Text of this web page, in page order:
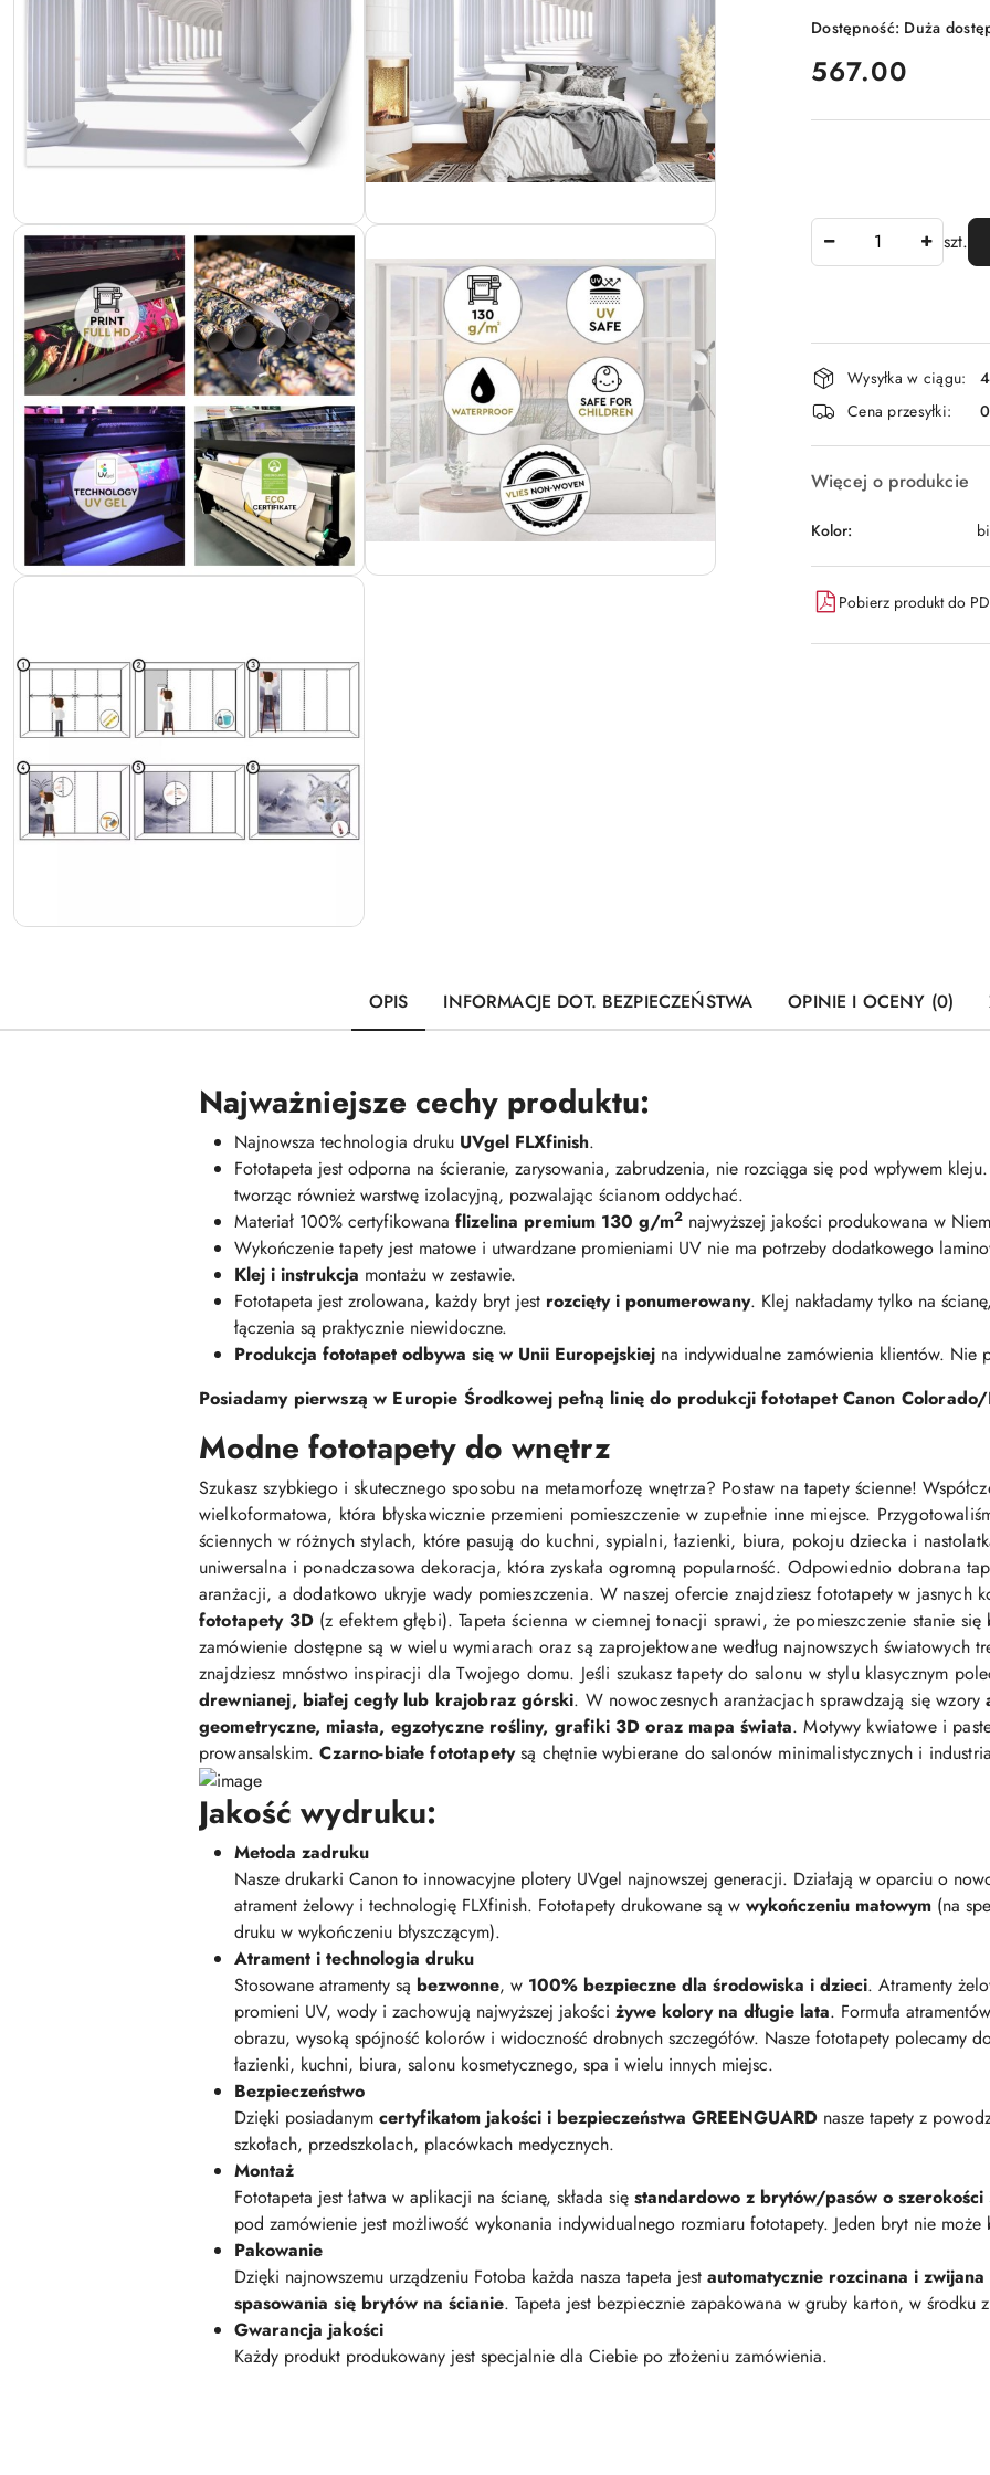
Dostępność: Duża
cena:
567.00
szt.
Dostępność
i
dostawa
Wysyłka w ciągu:
Cena przesyłki:
0
Więcej o produkcie
Kolor:
Pobierz produkt do
OPIS INFORMACJE DOT. BEZPIECZEŃSTWA OPINIE I OCENY (0)
Najważniejsze cechy produktu:
Najnowsza technologia druku UVgel FLXfinish.
Fototapeta jest odporna na ścieranie, zarysowania, zabrudzenia, nie rozciąga się pod wpływem
tworząc również warstwę izolacyjną, pozwalając ścianom oddychać.
Materiał 100% certyfikowana flizelina premium 130 g/m2 najwyższej jakości produkowana w
Wykończenie tapety jest matowe i utwardzane promieniami UV nie ma potrzeby dodatkowego
Klej i instrukcja montażu w zestawie.
Fototapeta jest zrolowana, każdy bryt jest rozcięty i ponumerowany. Klej nakładamy tylko na
łączenia są praktycznie niewidoczne.
Produkcja fototapet odbywa się w Unii Europejskiej na indywidualne zamówienia klientów. Nie
Posiadamy pierwszą w Europie Środkowej pełną linię do produkcji fototapet Canon
Modne fototapety do wnętrz
Szukasz szybkiego i skutecznego sposobu na metamorfozę wnętrza? Postaw na tapety ścienne!
wielkoformatowa, która błyskawicznie przemieni pomieszczenie w zupełnie inne miejsce.
ściennych w różnych stylach, które pasują do kuchni, sypialni, łazienki, biura, pokoju dziecka i
uniwersalna i ponadczasowa dekoracja, która zyskała ogromną popularność. Odpowiednio dobrana
aranżacji, a dodatkowo ukryje wady pomieszczenia. W naszej ofercie znajdziesz fototapety w jasnych
fototapety 3D (z efektem głębi). Tapeta ścienna w ciemnej tonacji sprawi, że pomieszczenie stanie
zamówienie dostępne są w wielu wymiarach oraz są zaprojektowane według najnowszych światowych
znajdziesz mnóstwo inspiracji dla Twojego domu. Jeśli szukasz tapety do salonu w stylu klasycznym
drewnianej, białej cegły lub krajobraz górski. W nowoczesnych aranżacjach sprawdzają się wzory
geometryczne, miasta, egzotyczne rośliny, grafiki 3D oraz mapa świata. Motywy kwiatowe i
prowansalskim.Czarno-białe fototapetysą chętnie wybierane do salonów minimalistycznych i
Jakość wydruku:
Metoda zadruku
Nasze drukarki Canon to innowacyjne plotery UVgel najnowszej generacji. Działają w oparciu o
atrament żelowy i technologię FLXfinish. Fototapety drukowane są w wykończeniu matowym (na
druku w wykończeniu błyszczącym).
Atrament i technologia druku
Stosowane atramenty są bezwonne, w 100% bezpieczne dla środowiska i dzieci. Atramenty
promieni UV, wody i zachowują najwyższej jakości żywe kolory na długie lata. Formuła
obrazu, wysoką spójność kolorów i widoczność drobnych szczegółów. Nasze fototapety polecamy
łazienki, kuchni, biura, salonu kosmetycznego, spa i wielu innych miejsc.
Bezpieczeństwo
Dzięki posiadanym certyfikatom jakości i bezpieczeństwa GREENGUARD nasze tapety z
szkołach, przedszkolach, placówkach medycznych.
Montaż
Fototapeta jest łatwa w aplikacji na ścianę, składa się standardowo z brytów/pasów o
pod zamówienie jest możliwość wykonania indywidualnego rozmiaru fototapety. Jeden bryt nie może
Pakowanie
Dzięki najnowszemu urządzeniu Fotoba każda nasza tapeta jest automatycznie rozcinana i
spasowania się brytów na ścianie. Tapeta jest bezpiecznie zapakowana w gruby karton, w środku
Gwarancja jakości
Każdy produkt produkowany jest specjalnie dla Ciebie po złożeniu zamówienia.